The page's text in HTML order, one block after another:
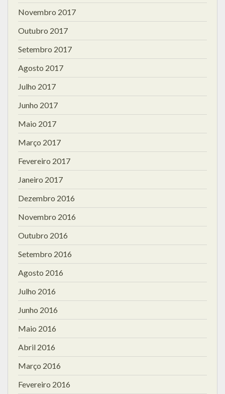
Novembro 2017
Outubro 2017
Setembro 2017
Agosto 2017
Julho 2017
Junho 2017
Maio 2017
Março 2017
Fevereiro 2017
Janeiro 2017
Dezembro 2016
Novembro 2016
Outubro 2016
Setembro 2016
Agosto 2016
Julho 2016
Junho 2016
Maio 2016
Abril 2016
Março 2016
Fevereiro 2016